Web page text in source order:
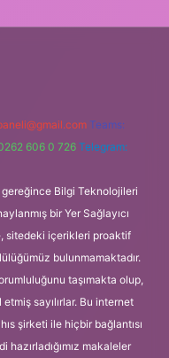
Teams:
606 0 726 Telegram:
gereğince Bilgi Teknolojileri
bir Yer Sağlayıcı
sitedeki içerikleri proaktif
bulunmamaktadır.
taşımakta olup,
sayılırlar. Bu internet
şirketi ile hiçbir bağlantısı
hazırladığımız makaleler